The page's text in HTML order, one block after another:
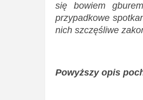
się bowiem
przypadkowe
nich szczęśliwe
Powyższy opis